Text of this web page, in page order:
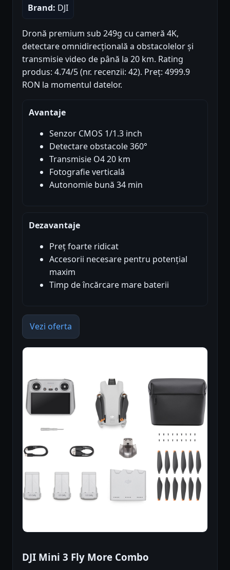
Brand: DJI
Dronă premium sub 249g cu cameră 4K,
detectare omnidirecțională a obstacolelor și
transmisie video de până la 20 km. Rating
produs: 4.74/5 (nr. recenzii: 42). Preț: 4999.9
RON la momentul datelor.
Avantaje
Senzor CMOS 1/1.3 inch
Detectare obstacole 360°
Transmisie O4 20 km
Fotografie verticală
Autonomie bună 34 min
Dezavantaje
Preț foarte ridicat
Accesorii necesare pentru potențial
maxim
Timp de încărcare mare baterii
Vezi oferta
DJI Mini 3 Fly More Combo